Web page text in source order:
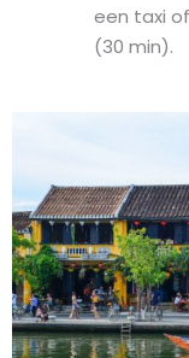
een taxi
(30 min).